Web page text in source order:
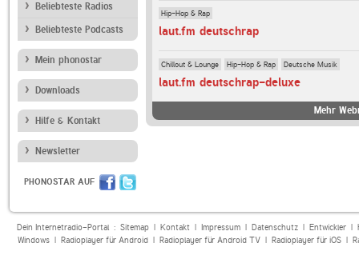
Beliebteste Radios
Beliebteste Podcasts
Mein phonostar
Downloads
Hilfe & Kontakt
Newsletter
PHONOSTAR AUF
Hip-Hop & Rap
laut.fm deutschrap
Chillout & Lounge Hip-Hop & Rap Deutsche Musik
laut.fm deutschrap-deluxe
Mehr
Dein Internetradio-Portal : Sitemap| Kontakt| Impressum| Datenschutz| Entwickler|
Windows| Radioplayer für Android| Radioplayer für Android TV| Radioplayer für iOS|